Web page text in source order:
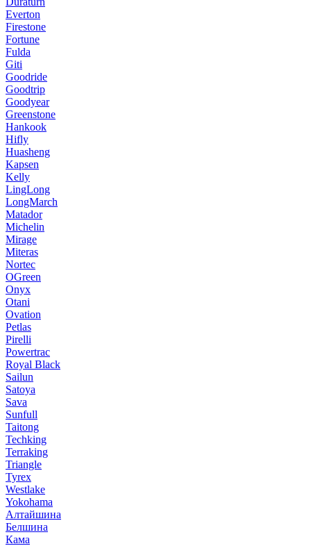
Everton
Firestone
Fortune
Fulda
Giti
Goodride
Goodtrip
Goodyear
Greenstone
Hankook
Hifly
Huasheng
Kapsen
Kelly
LingLong
LongMarch
Matador
Michelin
Mirage
Miteras
Nortec
OGreen
Onyx
Otani
Ovation
Petlas
Pirelli
Powertrac
Royal Black
Sailun
Satoya
Sava
Sunfull
Taitong
Techking
Terraking
Triangle
Tyrex
Westlake
Yokohama
Алтайшина
Белшина
Кама